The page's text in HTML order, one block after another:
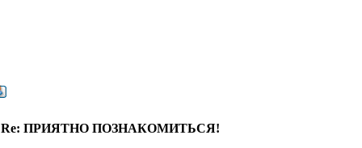
Re: ПРИЯТНО ПОЗНАКОМИТЬСЯ!